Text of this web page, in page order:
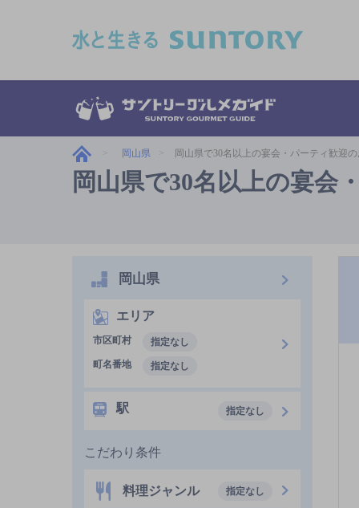
岡山県 岡山県で30名以上の宴会・パーティ歓迎の
岡山県で30名以上の宴会
岡山県
エリア
市区町村
指定なし
町名番地
指定なし
駅 指定なし
こだわり条件
料理ジャンル 指定なし